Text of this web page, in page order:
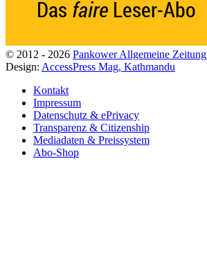
© 2012 - 2026 Pankower Allgemeine Zeitung
Design: AccessPress Mag, Kathmandu
Kontakt
Impressum
Datenschutz & ePrivacy
Transparenz & Citizenship
Mediadaten & Preissystem
Abo-Shop